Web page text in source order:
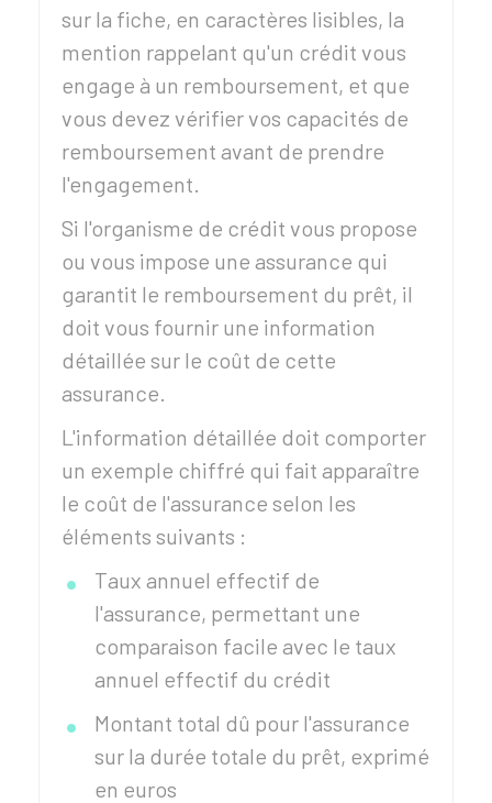
sur la fiche, en caractères lisibles, la
mention rappelant qu'un crédit vous
engage à un remboursement, et que
vous devez vérifier vos capacités de
remboursement avant de prendre
l'engagement.
Si l'organisme de crédit vous propose
ou vous impose une assurance qui
garantit le remboursement du prêt, il
doit vous fournir une information
détaillée sur le coût de cette
assurance.
L'information détaillée doit comporter
un exemple chiffré qui fait apparaître
le coût de l'assurance selon les
éléments suivants :
Taux annuel effectif de
l'assurance, permettant une
comparaison facile avec le taux
annuel effectif du crédit
Montant total dû pour l'assurance
sur la durée totale du prêt, exprimé
en euros